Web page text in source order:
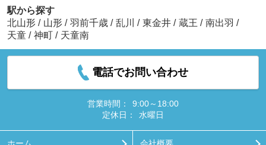
駅から探す
北山形 / 山形 / 羽前千歳 / 乱川 / 東金井 / 蔵王 / 南出羽 /
天童 / 神町 / 天童南
電話でお問い合わせ
営業時間：
9:00～18:00
定休日：
水曜日